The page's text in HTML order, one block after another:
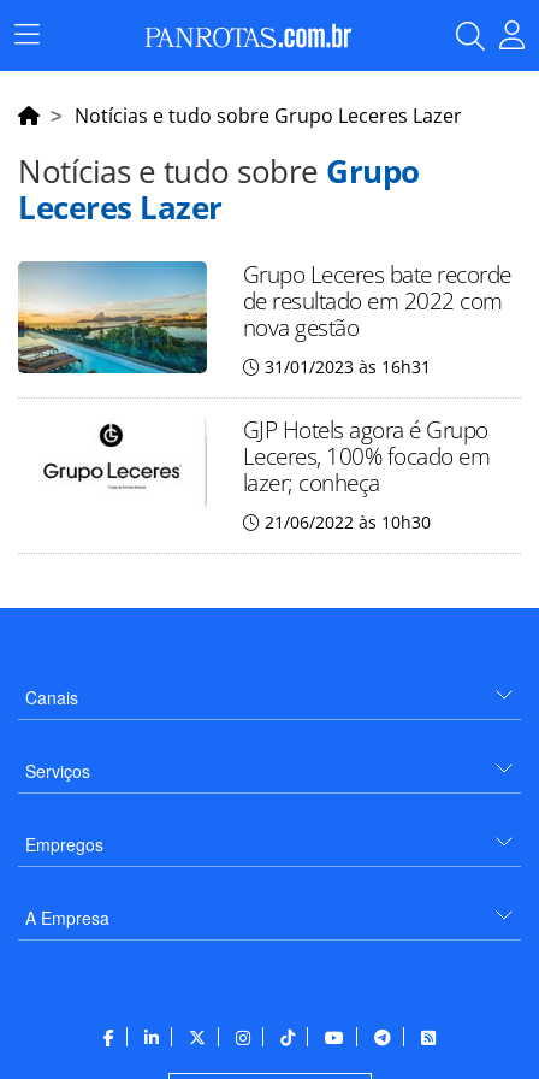
Menu
Principal
Notícias e tudo sobre Grupo Leceres Lazer
Notícias e tudo sobre Grupo
Leceres Lazer
Grupo Leceres bate recorde
de resultado em 2022 com
nova gestão
31/01/2023 às 16h31
GJP Hotels agora é Grupo
Leceres, 100% focado em
lazer; conheça
21/06/2022 às 10h30
Canais
Serviços
Empregos
A Empresa